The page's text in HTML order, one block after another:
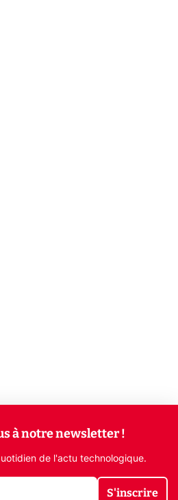
à notre newsletter !
de l'actu technologique.
S'inscrire